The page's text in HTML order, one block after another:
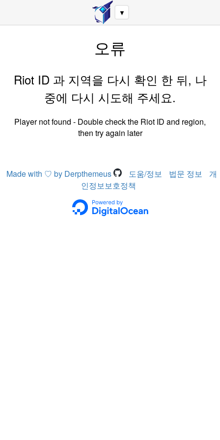
▼
오류
Riot ID 과 지역을 다시 확인 한 뒤, 나
중에 다시 시도해 주세요.
Player not found - Double check the Riot ID and region,
then try again later
Made with ♡ by Derpthemeus 도움/정보 법문 정보
개
인정보보호정책